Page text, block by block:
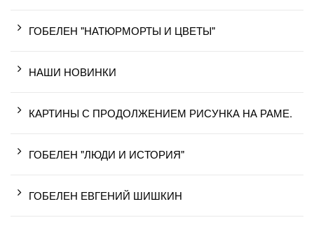
ГОБЕЛЕН "НАТЮРМОРТЫ И ЦВЕТЫ"
НАШИ НОВИНКИ
КАРТИНЫ С ПРОДОЛЖЕНИЕМ РИСУНКА НА РАМЕ.
ГОБЕЛЕН "ЛЮДИ И ИСТОРИЯ"
ГОБЕЛЕН ЕВГЕНИЙ ШИШКИН